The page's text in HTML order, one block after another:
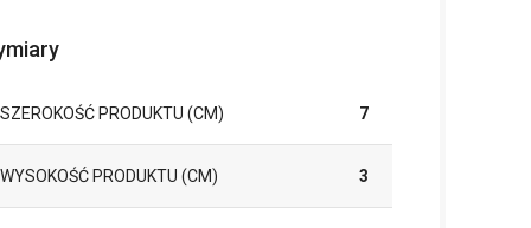
SZEROKOŚĆ PRODUKTU (CM) 7
WYSOKOŚĆ PRODUKTU (CM) 3